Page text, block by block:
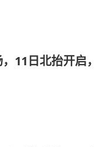
11日北抬开启，